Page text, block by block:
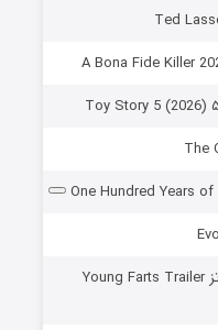
دانلود مستند قطعات تریلر یانگ فارتز Young Farts Trailer